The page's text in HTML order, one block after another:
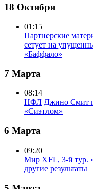
18 Октября
01:15
Партнерские
сетует на
«Баффало»
7 Марта
08:14
НФЛ Джино Смит
«Сиэтлом»
6 Марта
09:20
Мир XFL, 3-й тур.
другие результаты